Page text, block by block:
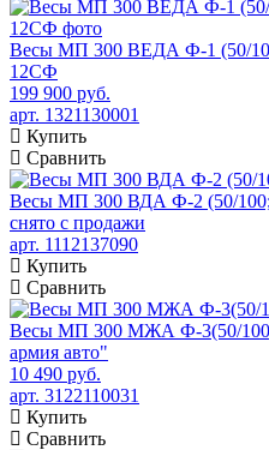
Весы МП 300 ВЕДА Ф-1 (50/
12СФ
199 900 руб.
арт. 1321130001
Купить
Сравнить
Весы МП 300 ВДА Ф-2 (50/100;
снято с продажи
арт. 1112137090
Купить
Сравнить
Весы МП 300 МЖА Ф-3(50/100;
армия авто"
10 490 руб.
арт. 3122110031
Купить
Сравнить